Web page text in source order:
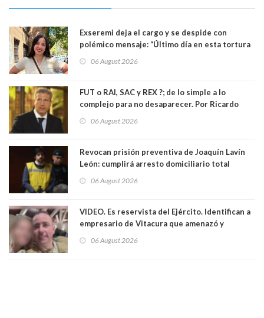
Exseremi deja el cargo y se despide con
polémico mensaje: “Último día en esta tortura
06 August 2026
FUT o RAI, SAC y REX ?; de lo simple a lo
complejo para no desaparecer. Por Ricardo
06 August 2026
Revocan prisión preventiva de Joaquín Lavín
León: cumplirá arresto domiciliario total
06 August 2026
VIDEO. Es reservista del Ejército. Identifican a
empresario de Vitacura que amenazó y
al "ring raja". Se trata de Andrés Arrieta y la
06 August 2026